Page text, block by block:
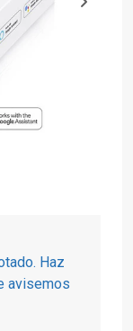
Haz
avisemos